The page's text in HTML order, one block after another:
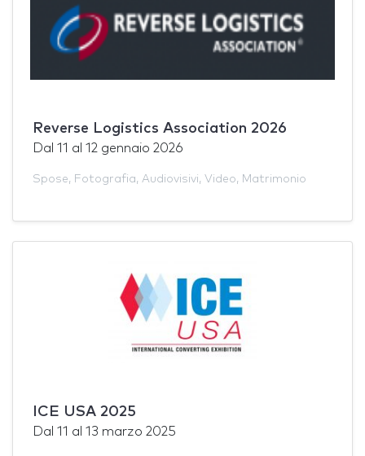
Reverse Logistics Association 2026
Dal 11 al 12 gennaio 2026
Spose, Fotografia, Audiovisivi, Video, Matrimonio
ICE USA 2025
Dal 11 al 13 marzo 2025